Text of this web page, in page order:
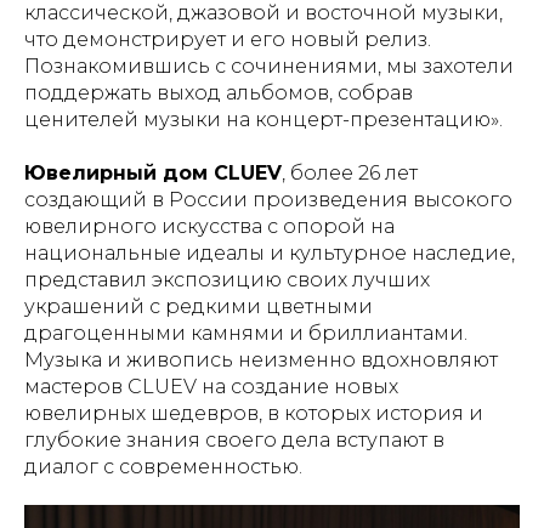
классической, джазовой и восточной музыки,
что демонстрирует и его новый релиз.
Познакомившись с сочинениями, мы захотели
поддержать выход альбомов, собрав
ценителей музыки на концерт-презентацию».
Ювелирный дом CLUEV, более 26 лет
создающий в России произведения высокого
ювелирного искусства с опорой на
национальные идеалы и культурное наследие,
представил экспозицию своих лучших
украшений с редкими цветными
драгоценными камнями и бриллиантами.
Музыка и живопись неизменно вдохновляют
мастеров CLUEV на создание новых
ювелирных шедевров, в которых история и
глубокие знания своего дела вступают в
диалог с современностью.